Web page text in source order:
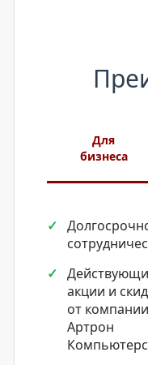
Для
бизнеса
акции и
от компании
Артрон
Компьютерс